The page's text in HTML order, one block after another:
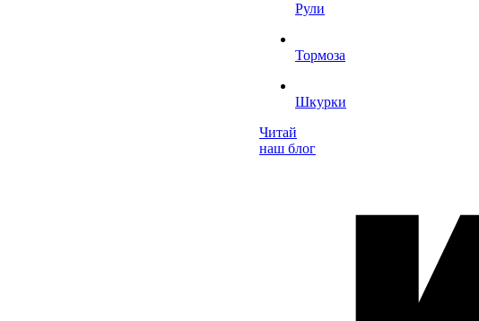
Рули
Тормоза
Шкурки
Читай
наш блог